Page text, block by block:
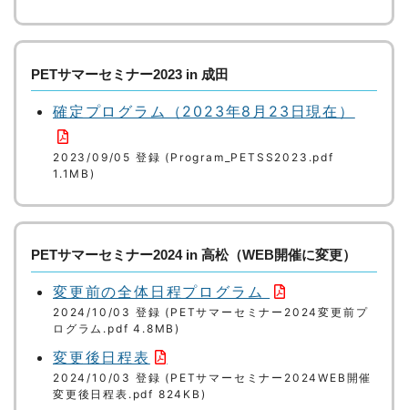
PETサマーセミナー2023 in 成田
確定プログラム（2023年8月23日現在）
2023/09/05 登録 (Program_PETSS2023.pdf
1.1MB)
PETサマーセミナー2024 in 高松（WEB開催に変更）
変更前の全体日程プログラム
2024/10/03 登録 (PETサマーセミナー2024変更前プ
ログラム.pdf 4.8MB)
変更後日程表
2024/10/03 登録 (PETサマーセミナー2024WEB開催
変更後日程表.pdf 824KB)